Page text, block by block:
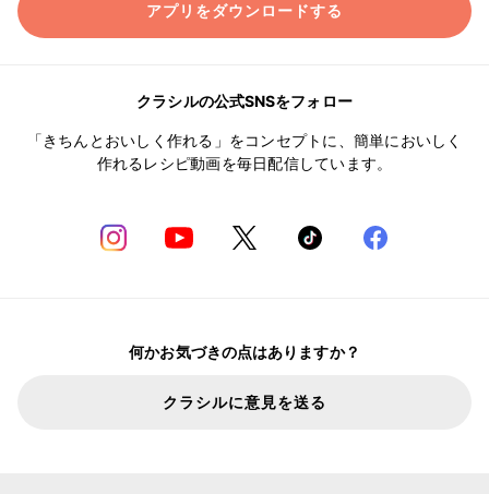
アプリをダウンロードする
クラシルの公式SNSをフォロー
「きちんとおいしく作れる」をコンセプトに、簡単においしく
作れるレシピ動画を毎日配信しています。
何かお気づきの点はありますか？
クラシルに意見を送る